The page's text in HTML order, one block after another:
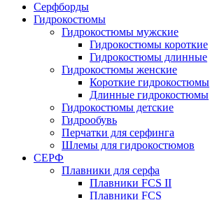
Серфборды
Гидрокостюмы
Гидрокостюмы мужские
Гидрокостюмы короткие
Гидрокостюмы длинные
Гидрокостюмы женские
Короткие гидрокостюмы
Длинные гидрокостюмы
Гидрокостюмы детские
Гидрообувь
Перчатки для серфинга
Шлемы для гидрокостюмов
СЕРФ
Плавники для серфа
Плавники FCS II
Плавники FCS